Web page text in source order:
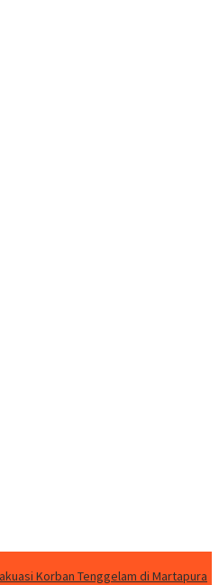
Korban Tenggelam di Martapura